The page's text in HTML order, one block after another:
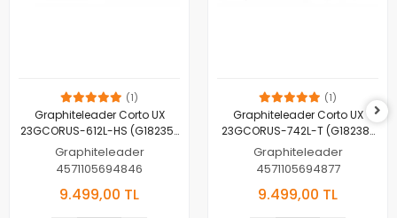
(1)
Graphiteleader Corto UX
23GCORUS-612L-HS (G18235)
186 cm 0.3-4 gr Ajing LRF
Graphiteleader
4571105694846
9.499,00 TL
(1)
Graphiteleader Corto UX
23GCORUS-742L-T (G18238)
224 cm 0.8-10 gr Ajing LRF
Graphiteleader
4571105694877
9.499,00 TL